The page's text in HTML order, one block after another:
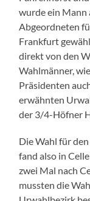
wurde ein Mann
Abgeordneten
Frankfurt
direkt von den
Wahlmänner,
Präsidenten
erwähnten
der 3/4-Höfner
Die Wahl für
fand also in
zwei Mal nach
mussten die